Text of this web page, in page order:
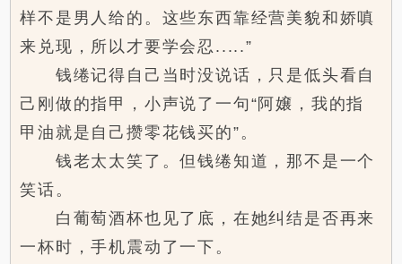
样不是男人给的。这些东西靠经营美貌和娇嗔
来兑现，所以才要学会忍.....”
钱绻记得自己当时没说话，只是低头看自
己刚做的指甲，小声说了一句“阿嬢，我的指
甲油就是自己攒零花钱买的”。
钱老太太笑了。但钱绻知道，那不是一个
笑话。
白葡萄酒杯也见了底，在她纠结是否再来
一杯时，手机震动了一下。